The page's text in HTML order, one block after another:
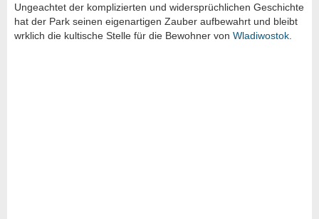
Ungeachtet der komplizierten und widersprüchlichen Geschichte
hat der Park seinen eigenartigen Zauber aufbewahrt und bleibt
wrklich die kultische Stelle für die Bewohner von Wladiwostok